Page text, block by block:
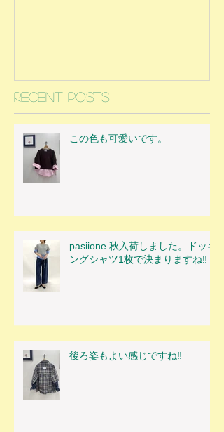
Recent Posts
この色も可愛いです。
pasiione 秋入荷しました。ドッキ
ングシャツ1枚で決まりますね‼
後ろ姿もよい感じですね‼